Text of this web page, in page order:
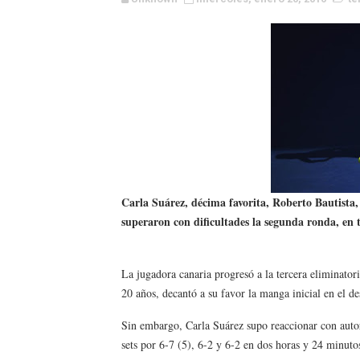
EFA y AFLE 2026 -
Grandes éxitos por fin
Campeonato de Europa
Campeonato de Europa
Mundial de lacrosse
Máxima celebración en el
Mundial de esgrima
Raquel Rodriguez es la
Athletes Unlimited
Mundial de piragüismo
Carla Suárez, décima favorita, Roberto
superaron con dificultades la segunda ronda,
La jugadora canaria progresó a la tercera
20 años, decantó a su favor la manga inicial en el
Sin embargo, Carla Suárez supo reaccionar con
sets por 6-7 (5), 6-2 y 6-2 en dos horas y 24